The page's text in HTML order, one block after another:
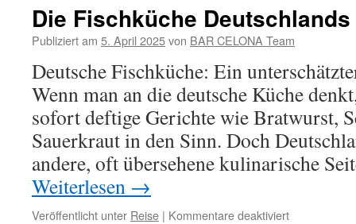
an
der
Ostsee
Die Fischküche Deutschlands
Publiziert am 5. April 2025von BAR CELONA Team
Deutsche Fischküche: Ein
Wenn man an die deutsche Küche
sofort deftige Gerichte wie Bratwurst,
Sauerkraut in den Sinn. Doch
andere, oft übersehene kulinarische
Weiterlesen →
Veröffentlicht unter Reise | Kommentare deaktiviertfür